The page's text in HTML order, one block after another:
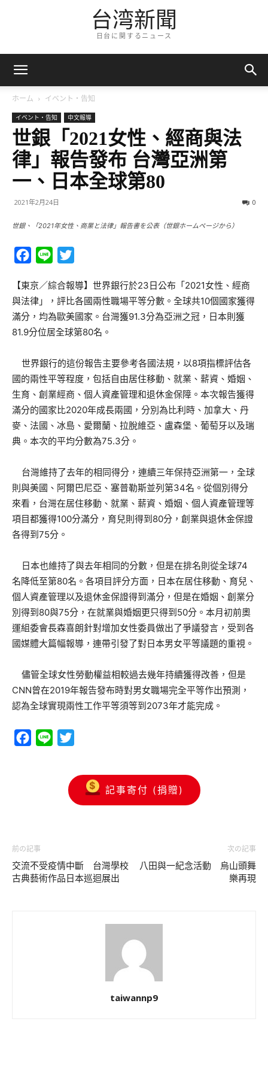
台湾新聞
日台に関するニュース
ホーム イベント・告知
イベント・告知 中文報導
世銀「2021女性、經商與法
律」報告發布 台灣亞洲第
一、日本全球第80
2021年2月24日 0
世銀、「2021年女性、商業と法律」報告書を公表（世銀ホームページから）
Facebook
Line
【東京／綜合報導】世界銀行於23日公布「2021女性、經商
與法律」，評比各國兩性職場平等分數。全球共10個國家獲得
滿分，均為歐美國家。台灣獲91.3分為亞洲之冠，日本則獲
81.9分位居全球第80名。
世界銀行的這份報告主要參考各國法規，以8項指標評估各
國的兩性平等程度，包括自由居住移動、就業、薪資、婚姻、
生育、創業經商、個人資產管理和退休金保障。本次報告獲得
滿分的國家比2020年成長兩國，分別為比利時、加拿大、丹
麥、法國、冰島、愛爾蘭、拉脫維亞、盧森堡、葡萄牙以及瑞
典。本次的平均分數為75.3分。
台灣維持了去年的相同得分，連續三年保持亞洲第一，全球
則與美國、阿爾巴尼亞、塞普勒斯並列第34名。從個別得分
來看，台灣在居住移動、就業、薪資、婚姻、個人資產管理等
項目都獲得100分滿分，育兒則得到80分，創業與退休金保證
各得到75分。
日本也維持了與去年相同的分數，但是在排名則從全球74
名降低至第80名。各項目評分方面，日本在居住移動、育兒、
個人資產管理以及退休金保證得到滿分，但是在婚姻、創業分
別得到80與75分，在就業與婚姻更只得到50分。本月初前奧
運組委會長森喜朗針對增加女性委員做出了爭議發言，受到各
國媒體大篇幅報導，連帶引發了對日本男女平等議題的重視。
儘管全球女性勞動權益相較過去幾年持續獲得改善，但是
CNN曾在2019年報告發布時對男女職場完全平等作出預測，
認為全球實現兩性工作平等須等到2073年才能完成。
Facebook
Line
記事寄付 (捐贈)
前の記事
交流不受疫情中斷 台灣學校
古典藝術作品日本巡迴展出
次の記事
八田與一紀念活動 烏山頭舞
樂再現
taiwannp9